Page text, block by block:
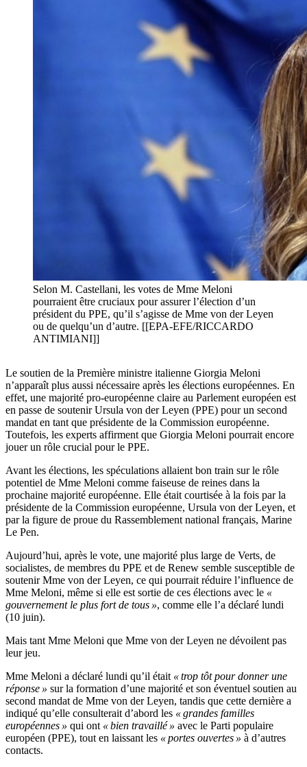
Selon M. Castellani, les votes de Mme Meloni
pourraient être cruciaux pour assurer l’élection d’un
président du PPE, qu’il s’agisse de Mme von der Leyen
ou de quelqu’un d’autre. [[EPA-EFE/RICCARDO
ANTIMIANI]]
Le soutien de la Première ministre italienne Giorgia Meloni
n’apparaît plus aussi nécessaire après les élections européennes. En
effet, une majorité pro-européenne claire au Parlement européen est
en passe de soutenir Ursula von der Leyen (PPE) pour un second
mandat en tant que présidente de la Commission européenne.
Toutefois, les experts affirment que Giorgia Meloni pourrait encore
jouer un rôle crucial pour le PPE.
Avant les élections, les spéculations allaient bon train sur le rôle
potentiel de Mme Meloni comme faiseuse de reines dans la
prochaine majorité européenne. Elle était courtisée à la fois par la
présidente de la Commission européenne, Ursula von der Leyen, et
par la figure de proue du Rassemblement national français, Marine
Le Pen.
Aujourd’hui, après le vote, une majorité plus large de Verts, de
socialistes, de membres du PPE et de Renew semble susceptible de
soutenir Mme von der Leyen, ce qui pourrait réduire l’influence de
Mme Meloni, même si elle est sortie de ces élections avec le «
gouvernement le plus fort de tous », comme elle l’a déclaré lundi
(10 juin).
Mais tant Mme Meloni que Mme von der Leyen ne dévoilent pas
leur jeu.
Mme Meloni a déclaré lundi qu’il était « trop tôt pour donner une
réponse » sur la formation d’une majorité et son éventuel soutien au
second mandat de Mme von der Leyen, tandis que cette dernière a
indiqué qu’elle consulterait d’abord les « grandes familles
européennes » qui ont « bien travaillé » avec le Parti populaire
européen (PPE), tout en laissant les « portes ouvertes » à d’autres
contacts.